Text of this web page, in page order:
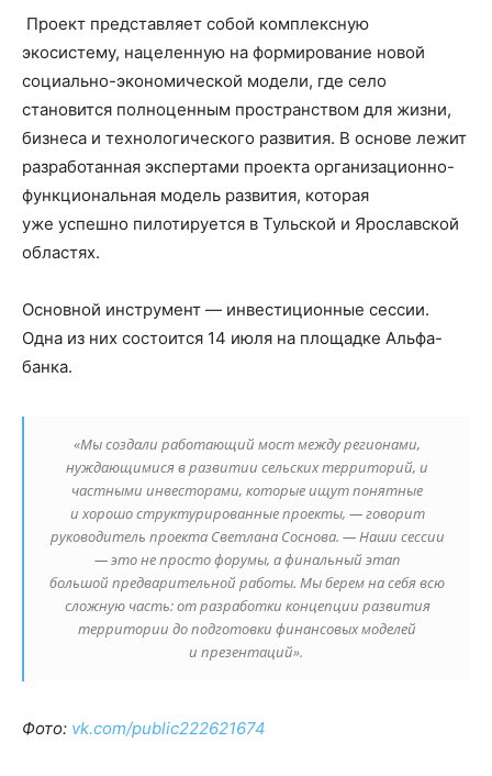
Проект представляет собой комплексную
экосистему, нацеленную на формирование новой
социально-экономической модели, где село
становится полноценным пространством для жизни,
бизнеса и технологического развития. В основе лежит
разработанная экспертами проекта организационно-
функциональная модель развития, которая
уже успешно пилотируется в Тульской и Ярославской
областях.
Основной инструмент — инвестиционные сессии.
Одна из них состоится 14 июля на площадке Альфа-
банка.
«Мы создали работающий мост между регионами,
нуждающимися в развитии сельских территорий, и
частными инвесторами, которые ищут понятные
и хорошо структурированные проекты, — говорит
руководитель проекта Светлана Соснова. — Наши сессии
— это не просто форумы, а финальный этап
большой предварительной работы. Мы берем на себя всю
сложную часть: от разработки концепции развития
территории до подготовки финансовых моделей
и презентаций».
Фото: vk.com/public222621674